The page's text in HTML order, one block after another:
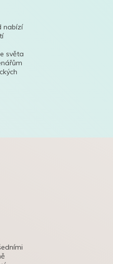
nabízí
světa